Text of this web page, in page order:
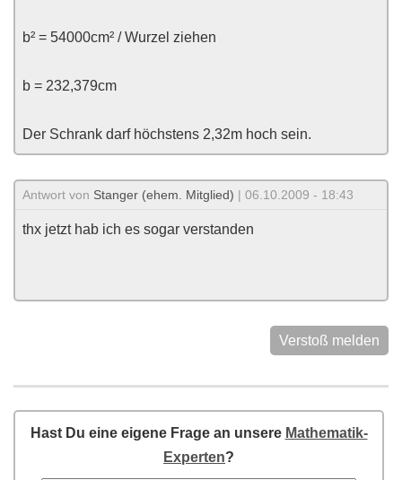
b² = 54000cm² / Wurzel ziehen
b = 232,379cm
Der Schrank darf höchstens 2,32m hoch sein.
Antwort von Stanger (ehem. Mitglied) | 06.10.2009 - 18:43
thx jetzt hab ich es sogar verstanden
Verstoß melden
Hast Du eine eigene Frage an unsere Mathematik-
Experten?